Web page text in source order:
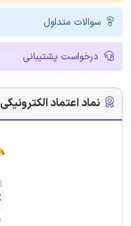
سوالات متداول
درخواست پشتیبانی
نماد اعتماد الکترونیکی